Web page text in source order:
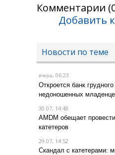
Комментарии
Добавить
Новости по теме
вчера, 06:23
Откроется банк
недоношенных
30.07, 14:48
AMDM обещает
катетеров
29.07, 14:52
Скандал с катетерами: